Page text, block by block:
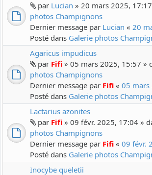
par Lucian » 20 mars 2025,
photos Champignons
Dernier message par Lucian « 20
Posté dans Galerie photos
Agaricus impudicus
par Fifi » 05 mars 2025, 15:57 »
photos Champignons
Dernier message par Fifi « 05 mars
Posté dans Galerie photos
Lactarius azonites
par Fifi » 09 févr. 2025, 17:04 »
photos Champignons
Dernier message par Fifi « 09 févr.
Posté dans Galerie photos
Inocybe queletii